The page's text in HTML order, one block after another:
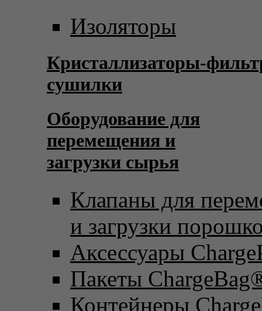
Изоляторы
Кристаллизаторы-
сушилки
Оборудование для
перемещения и
загрузки сырья
Клапаны для
и загрузки
Аксессуары
Пакеты
Контейнеры